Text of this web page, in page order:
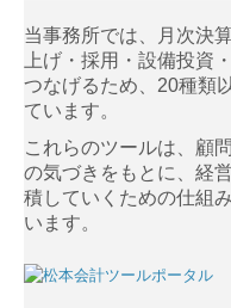
当事務所では、月次決
上げ・採用・設備投資
つなげるため、20種類
ています。
これらのツールは、顧
の気づきをもとに、経
積していくための仕組
います。